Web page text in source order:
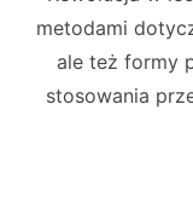
metodami
ale też formy
stosowania